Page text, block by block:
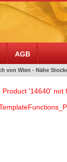
AGB
von Wien - Nähe
Product '14640' not